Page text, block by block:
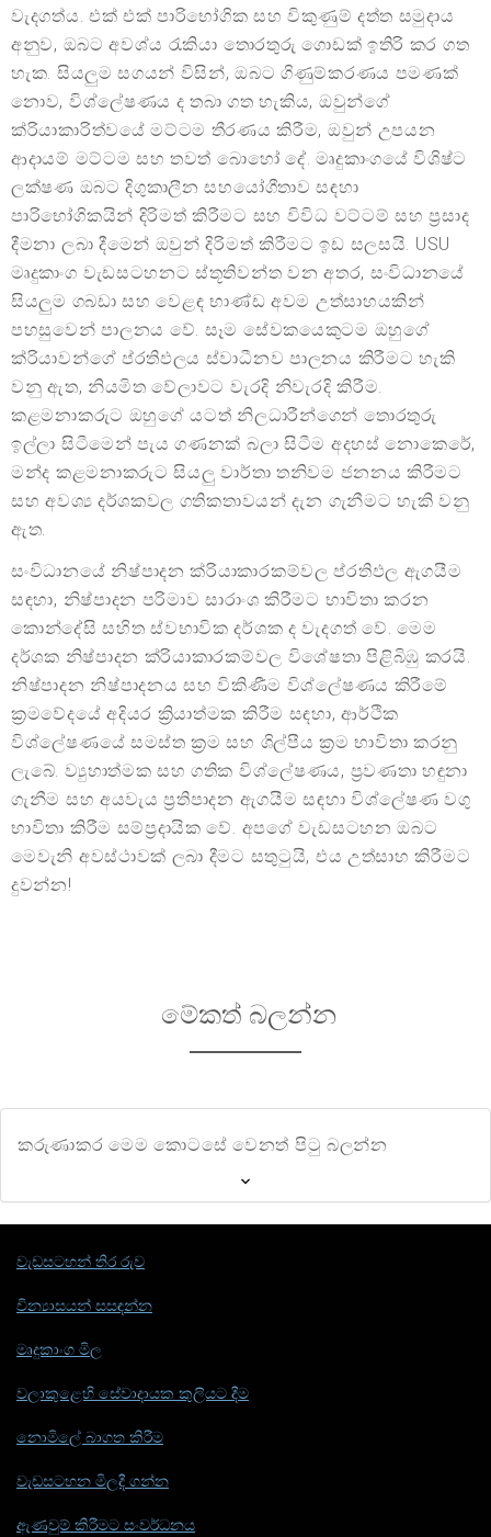
වැදගත්ය. එක් එක් පාරිභෝගික සහ විකුණුම් දත්ත සමුදාය
අනුව, ඔබට අවශ්ය රැකියා තොරතුරු ගොඩක් ඉතිරි කර ගත
හැක. සියලුම සගයන් විසින්, ඔබට ගිණුම්කරණය පමණක්
නොව, විශ්ලේෂණය ද තබා ගත හැකිය, ඔවුන්ගේ
ක්රියාකාරිත්වයේ මට්ටම තීරණය කිරීම, ඔවුන් උපයන
ආදායම් මට්ටම සහ තවත් බොහෝ දේ. මෘදුකාංගයේ විශිෂ්ට
ලක්ෂණ ඔබට දිගුකාලීන සහයෝගීතාව සඳහා
පාරිභෝගිකයින් දිරිමත් කිරීමට සහ විවිධ වට්ටම් සහ ප්‍රසාද
දීමනා ලබා දීමෙන් ඔවුන් දිරිමත් කිරීමට ඉඩ සලසයි. USU
මෘදුකාංග වැඩසටහනට ස්තූතිවන්ත වන අතර, සංවිධානයේ
සියලුම ගබඩා සහ වෙළඳ භාණ්ඩ අවම උත්සාහයකින්
පහසුවෙන් පාලනය වේ. සෑම සේවකයෙකුටම ඔහුගේ
ක්රියාවන්ගේ ප්රතිඵලය ස්වාධීනව පාලනය කිරීමට හැකි
වනු ඇත, නියමිත වේලාවට වැරදි නිවැරදි කිරීම.
කළමනාකරුට ඔහුගේ යටත් නිලධාරීන්ගෙන් තොරතුරු
ඉල්ලා සිටීමෙන් පැය ගණනක් බලා සිටීම අදහස් නොකෙරේ,
මන්ද කළමනාකරුට සියලු වාර්තා තනිවම ජනනය කිරීමට
සහ අවශ්‍ය දර්ශකවල ගතිකතාවයන් දැන ගැනීමට හැකි වනු
ඇත.
සංවිධානයේ නිෂ්පාදන ක්රියාකාරකම්වල ප්රතිඵල ඇගයීම
සඳහා, නිෂ්පාදන පරිමාව සාරාංශ කිරීමට භාවිතා කරන
කොන්දේසි සහිත ස්වභාවික දර්ශක ද වැදගත් වේ. මෙම
දර්ශක නිෂ්පාදන ක්රියාකාරකම්වල විශේෂතා පිළිබිඹු කරයි.
නිෂ්පාදන නිෂ්පාදනය සහ විකිණීම විශ්ලේෂණය කිරීමේ
ක්‍රමවේදයේ අදියර ක්‍රියාත්මක කිරීම සඳහා, ආර්ථික
විශ්ලේෂණයේ සමස්ත ක්‍රම සහ ශිල්පීය ක්‍රම භාවිතා කරනු
ලැබේ. ව්‍යුහාත්මක සහ ගතික විශ්ලේෂණය, ප්‍රවණතා හඳුනා
ගැනීම සහ අයවැය ප්‍රතිපාදන ඇගයීම සඳහා විශ්ලේෂණ වගු
භාවිතා කිරීම සම්ප්‍රදායික වේ. අපගේ වැඩසටහන ඔබට
මෙවැනි අවස්ථාවක් ලබා දීමට සතුටුයි, එය උත්සාහ කිරීමට
දුවන්න!
මේකත් බලන්න
කරුණාකර මෙම කොටසේ වෙනත් පිටු බලන්න
වැඩසටහන් තිර රුව
වින්‍යාසයන් සසඳන්න
මෘදුකාංග මිල
වලාකුළෙහි සේවාදායක කුලියට දීම
නොමිලේ බාගත කිරීම
වැඩසටහන මිලදී ගන්න
ඇණවුම් කිරීමට සංවර්ධනය